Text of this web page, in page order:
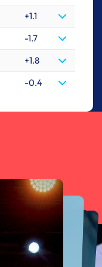
+1.1
-1.7
+1.8
-0.4